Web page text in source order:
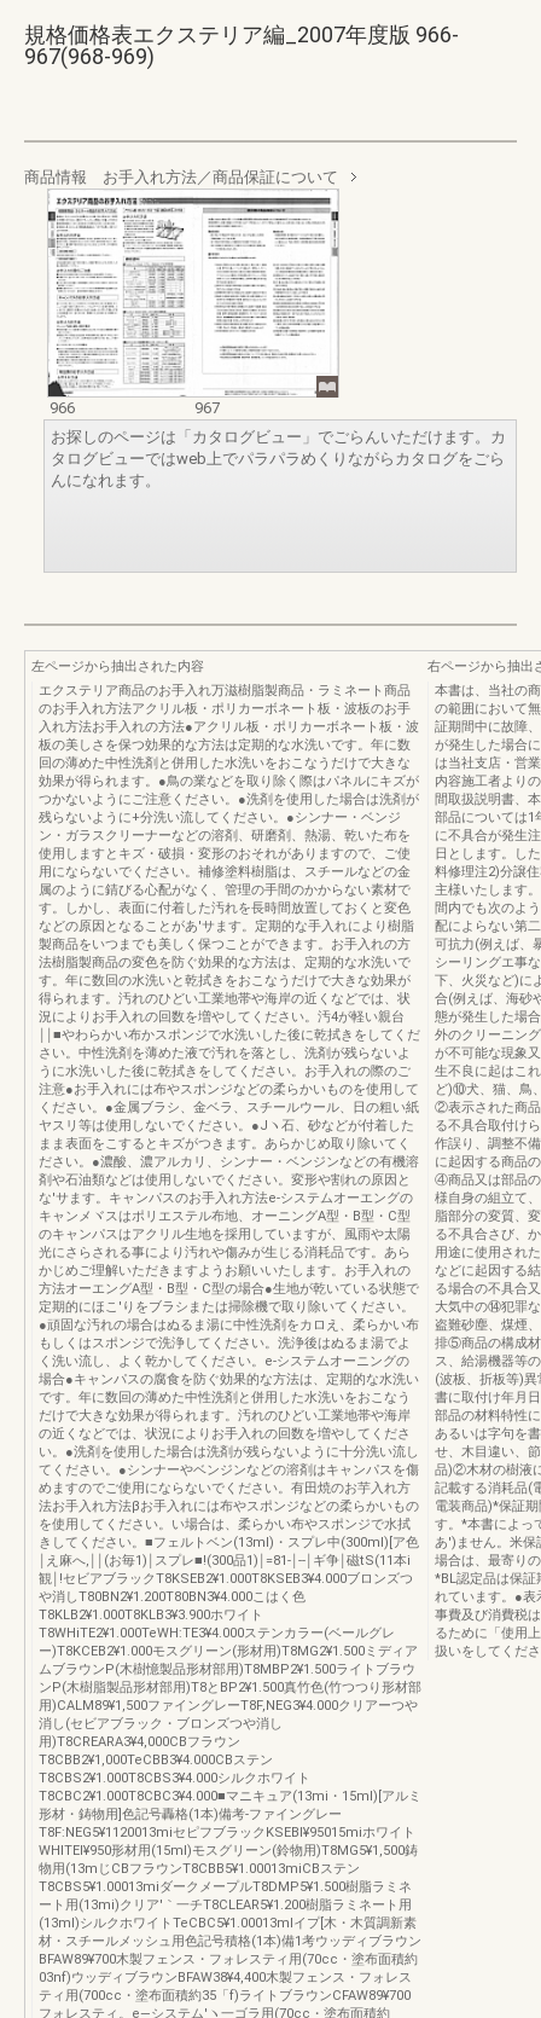
規格価格表エクステリア編_2007年度版 966-
967(968-969)
商品情報 お手入れ方法／商品保証について
966
967
お探しのページは「カタログビュー」でごらんいただけます。カ
タログビューではweb上でパラパラめくりながらカタログをごら
んになれます。
左ページから抽出された内容
エクステリア商品のお手入れ万滋樹脂製商品・ラミネート商品
のお手入れ方法アクリル板・ポリカーボネート板・波板のお手
入れ方法お手入れの方法●アクリル板・ポリカーボネート板・波
板の美しさを保つ効果的な方法は定期的な水洗いです。年に数
回の薄めた中性洗剤と併用した水洗いをおこなうだけで大きな
効果が得られます。●鳥の業などを取り除く際はパネルにキズが
つかないようにご注意ください。●洗剤を使用した場合は洗剤が
残らないように+分洗い流してください。●シンナー・ベンジ
ン・ガラスクリーナーなどの溶剤、研磨剤、熱湯、乾いた布を
使用しますとキズ・破損・変形のおそれがありますので、ご使
用にならないでください。補修塗料樹脂は、スチールなどの金
属のように錆びる心配がなく、管理の手間のかからない素材で
す。しかし、表面に付着した汚れを長時間放置しておくと変色
などの原因となることがあ'サます。定期的な手入れにより樹脂
製商品をいつまでも美しく保つことができます。お手入れの方
法樹脂製商品の変色を防ぐ効果的な方法は、定期的な水洗いで
す。年に数回の水洗いと乾拭きをおこなうだけで大きな効果が
得られます。汚れのひどい工業地帯や海岸の近くなどでは、状
況によりお手入れの回数を増やしてください。汚4が軽い親台
￨￨■やわらかい布かスポンジで水洗いした後に乾拭きをしてくだ
さい。中性洗剤を薄めた液で汚れを落とし、洗剤が残らないよ
うに水洗いした後に乾拭きをしてください。お手入れの際のご
注意●お手入れには布やスポンジなどの柔らかいものを使用して
ください。●金属ブラシ、金ベラ、スチールウール、日の粗い紙
ヤスリ等は使用しないでください。●Jヽ石、砂などが付着した
まま表面をこするとキズがつきます。あらかじめ取り除いてく
ださい。●濃酸、濃アルカリ、シンナー・ベンジンなどの有機溶
剤や石油類などは使用しないでください。変形や割れの原因と
な'サます。キャンパスのお手入れ方法e‐システムオーエングの
キャンメヾスはポリエステル布地、オーニングA型・B型・C型
のキャンパスはアクリル生地を採用していますが、風雨や太陽
光にさらされる事により汚れや傷みが生じる消耗品です。あら
かじめご理解いただきますようお願いいたします。お手入れの
方法オーエングA型・B型・C型の場合●生地が乾いている状態で
定期的にほこ'りをブラシまたは掃除機で取り除いてください。
●頑固な汚れの場合はぬるま湯に中性洗剤をカロえ、柔らかい布
もしくはスポンジで洗浄してください。洗浄後はぬるま湯でよ
く洗い流し、よく乾かしてください。e‐システムオーニングの
場合●キャンパスの腐食を防ぐ効果的な方法は、定期的な水洗い
です。年に数回の薄めた中性洗剤と併用した水洗いをおこなう
だけで大きな効果が得られます。汚れのひどい工業地帯や海岸
の近くなどでは、状況によりお手入れの回数を増やしてくださ
い。●洗剤を使用した場合は洗剤が残らないように十分洗い流し
てください。●シンナーやベンジンなどの溶剤はキャンパスを傷
めますのでご使用にならないでください。有田焼のお芋入れ方
法お手入れ方法βお手入れには布やスポンジなどの柔らかいもの
を使用してください。い場合は、柔らかい布やスポンジで水拭
きしてください。■フェルトベン(13ml)・スプレ中(300ml)[ア色
￨え麻へ,￨￨(お毎1)￨スプレ■!(300品1)￨=81‐￨‐‐￨ギ争￨磁tS(11本i
観￨!セビアブラックT8KSEB2¥1.000T8KSEB3¥4.000ブロンズつ
や消しT80BN2¥1.200T80BN3¥4.000こはく色
T8KLB2¥1.000T8KLB3¥3.900ホワイト
T8WHiTE2¥1.000TeWH:TE3¥4.000ステンカラー(ベールグレ
ー)T8KCEB2¥1.000モスグリーン(形材用)T8MG2¥1.500ミディア
ムブラウンP(木樹憶製品形材部用)T8MBP2¥1.500ライトブラウ
ンP(木樹脂製品形材部用)T8とBP2¥1.500真竹色(竹つつり形材部
用)CALM89¥1,500ファイングレーT8F,NEG3¥4.000クリアーつや
消し(セビアブラック・ブロンズつや消し
用)T8CREARA3¥4,000CBフラウン
T8CBB2¥1,000TeCBB3¥4.000CBステン
T8CBS2¥1.000T8CBS3¥4.000シルクホワイト
T8CBC2¥1.000T8CBC3¥4.000■マニキュア(13mi・15ml)[アルミ
形材・鋳物用]色記号轟格(1本)備考‐ファイングレー
T8F:NEG5¥1120013miセピフブラックKSEBl¥95015miホワイト
WHlTEl¥950形材用(15ml)モスグリーン(鈴物用)T8MG5¥1,500鋳
物用(13mじCBフラウンT8CBB5¥1.00013miCBステン
T8CBS5¥1.00013miダークメープルT8DMP5¥1.500樹脂ラミネ
ート用(13mi)クリア′｀一チT8CLEAR5¥1.200樹脂ラミネート用
(13ml)シルクホワイトTeCBC5¥1.00013mlイプ[木・木質調新素
材・スチールメッシュ用色記号積格(1本)備1考ウッディブラウン
BFAW89¥700木製フェンス・フォレスティ用(70cc・塗布面積約
03nf)ウッディブラウンBFAW38¥4,400木製フェンス・フォレス
ティ用(700cc・塗布面積約35「f)ライトブラウンCFAW89¥700
フォレスティ。e―システム′ヽ一ゴラ用(70cc・塗布面積約
右ページから抽出
本書は、当社の
の範囲において
証期間中に故障
が発生した場合
は当社支店・営
内容施工者より
間取扱説明書、
部品については1
に不具合が発生
日とします。し
料修理注2)分譲
主様いたします
間内でも次のよ
配によらない第
可抗力(例えば、
シーリングエ事
下、火災など)に
合(例えば、海砂
態が発生した場
外のクリーニン
が不可能な現象
生不良に起はこ
ど)⑩犬、猫、鳥
②表示された商
る不具合取付け
作誤り、調整不
に起因する商品
④商品又は部品
様自身の組立て
脂部分の変質、
る不具合さび、
用途に使用され
などに起因する
る場合の不具合
大気中の⑭犯罪
盗難砂塵、煤煙
排⑤商品の構成
ス、給湯機器等
(波板、折板等)
書に取付け年月
部品の材料特性
あるいは字句を
せ、木目違い、
品)②木材の樹液
記載する消耗品(
電装商品)*保証
す。*本書によっ
あ')ません。米保
場合は、最寄り
*BL認定品は保証
れています。●表
事費及び消費税
るために「使用
扱いをしてくだ